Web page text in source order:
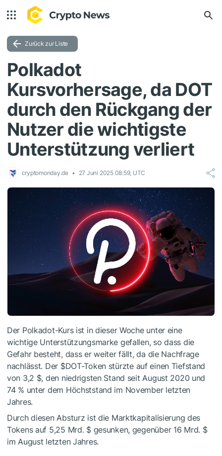
Zurück zur Liste
Polkadot
Kursvorhersage, da DOT
durch den Rückgang der
Nutzer die wichtigste
Unterstützung verliert
cryptomonday.de 27 Juni 2025 08:59, UTC
Der Polkadot-Kurs ist in dieser Woche unter eine
wichtige Unterstützungsmarke gefallen, so dass die
Gefahr besteht, dass er weiter fällt, da die Nachfrage
nachlässt. Der $DOT-Token stürzte auf einen Tiefstand
von 3,2 $, den niedrigsten Stand seit August 2020 und
74 % unter dem Höchststand im November letzten
Jahres.
Durch diesen Absturz ist die Marktkapitalisierung des
Tokens auf 5,25 Mrd. $ gesunken, gegenüber 16 Mrd. $
im August letzten Jahres.